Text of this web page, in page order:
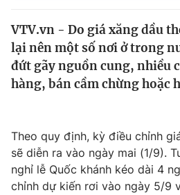
Thế giới
Tin tức
Câu chuyện quốc tế
Tài chính
Thị trường
Góc doanh nghiệp
Dữ liệu và đời sống
Truyền hình
VTV.vn - Do giá xăng dầu
lại nên một số nơi ở trong
đứt gãy nguồn cung, nhiều
hàng, bán cầm chừng hoặc
Theo quy định, kỳ điều chỉnh
sẽ diễn ra vào ngày mai (1/9).
nghỉ lễ Quốc khánh kéo dài 4
chỉnh dự kiến rơi vào ngày 5/9